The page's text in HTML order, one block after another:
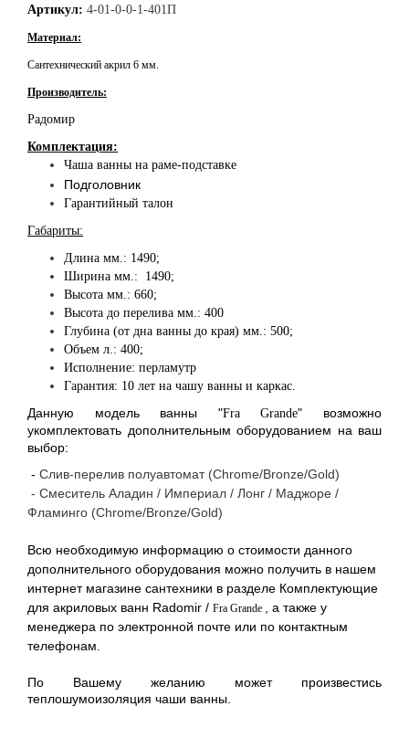
Артикул: 4-01-0-0-1-401П
Материал:
Сантехнический акрил 6 мм.
Производитель:
Радомир
Комплектация:
Чаша ванны на раме-подставке
Подголовник
Гарантийный талон
Габариты:
Длина мм.: 1490;
Ширина мм.: 1490;
Высота мм.: 660;
Высота до перелива мм.: 400
Глубина (от дна ванны до края) мм.: 500;
Объем л.: 400;
Исполнение: перламутр
Гарантия: 10 лет на чашу ванны и каркас.
Данную модель ванны "Fra Grande" возможно
укомплектовать дополнительным оборудованием на ваш
выбор:
- Слив-перелив полуавтомат (Chrome/Bronze/Gold)
- Смеситель Аладин / Империал / Лонг / Маджоре /
Фламинго (Chrome/Bronze/Gold)
Всю необходимую информацию о стоимости данного
дополнительного оборудования можно получить в нашем
интернет магазине сантехники в разделе Комплектующие
для акриловых ванн Radomir / Fra Grande
, а также у
менеджера по электронной почте или по контактным
телефонам.
По Вашему желанию может произвестись
теплошумоизоляция чаши ванны.